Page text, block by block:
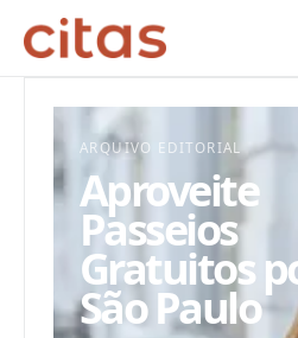
ARQUIVO EDITORIAL
Aproveite
Passeios
Gratuitos
São Paulo